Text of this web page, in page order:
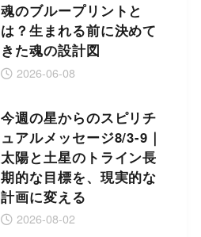
魂のブループリントと
は？生まれる前に決めて
きた魂の設計図
2026-06-08
今週の星からのスピリチ
ュアルメッセージ8/3-9｜
太陽と土星のトライン長
期的な目標を、現実的な
計画に変える
2026-08-02